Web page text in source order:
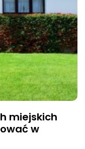
miejskich
w